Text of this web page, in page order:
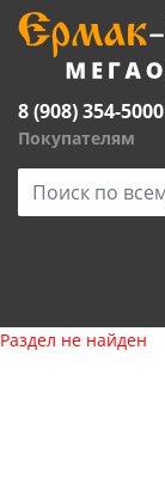
8 (908) 354-5000
Покупателям
Раздел не найден